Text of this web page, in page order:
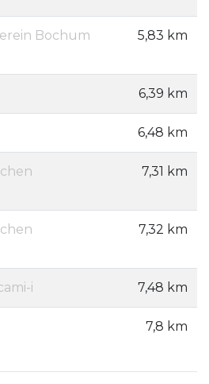
Bochum
5,83 km
6,39 km
6,48 km
7,31 km
7,32 km
i 7,48 km
7,8 km